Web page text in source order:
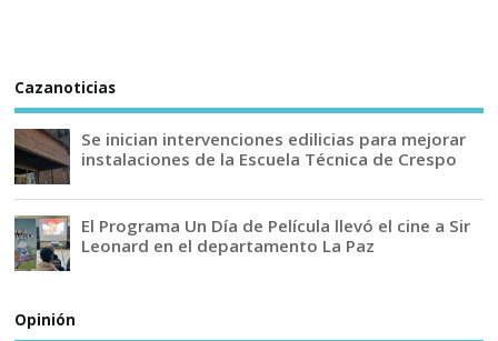
Cazanoticias
Se inician intervenciones edilicias para mejorar
instalaciones de la Escuela Técnica de Crespo
El Programa Un Día de Película llevó el cine a Sir
Leonard en el departamento La Paz
Opinión